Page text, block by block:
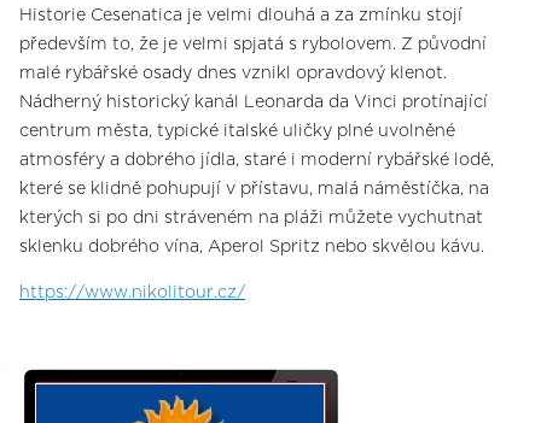
Historie Cesenatica je velmi dlouhá a za zmínku stojí
především to, že je velmi spjatá s rybolovem. Z původní
malé rybářské osady dnes vznikl opravdový klenot.
Nádherný historický kanál Leonarda da Vinci protínající
centrum města, typické italské uličky plné uvolněné
atmosféry a dobrého jídla, staré i moderní rybářské lodě,
které se klidně pohupují v přístavu, malá náměstíčka, na
kterých si po dni stráveném na pláži můžete vychutnat
sklenku dobrého vína, Aperol Spritz nebo skvělou kávu.
https://www.nikolitour.cz/